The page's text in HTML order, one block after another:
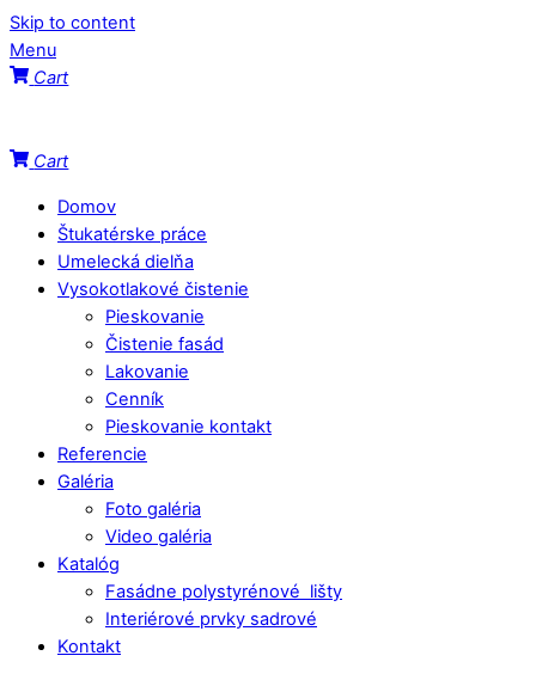
Skip to content
Menu
Cart
Cart
Domov
Štukatérske práce
Umelecká dielňa
Vysokotlakové čistenie
Pieskovanie
Čistenie fasád
Lakovanie
Cenník
Pieskovanie kontakt
Referencie
Galéria
Foto galéria
Video galéria
Katalóg
Fasádne polystyrénové lišty
Interiérové prvky sadrové
Kontakt